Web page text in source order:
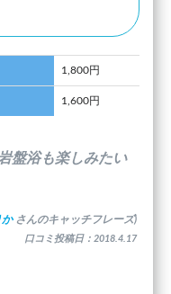
1,800円
1,600円
盤浴も楽しみたい
か さんのキャッチフレーズ)
口コミ投稿日：2018.4.17